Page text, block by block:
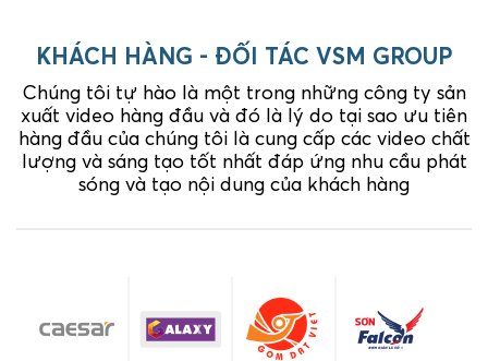
KHÁCH HÀNG - ĐỐI TÁC VSM GROUP
Chúng tôi tự hào là một trong những công ty sản
xuất video hàng đầu và đó là lý do tại sao ưu tiên
hàng đầu của chúng tôi là cung cấp các video chất
lượng và sáng tạo tốt nhất đáp ứng nhu cầu phát
sóng và tạo nội dung của khách hàng